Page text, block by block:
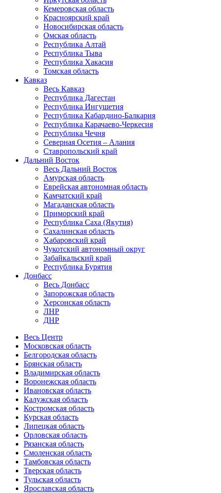
Кемеровская область
Красноярский край
Новосибирская область
Омская область
Республика Алтай
Республика Тыва
Республика Хакасия
Томская область
Кавказ
Весь Кавказ
Республика Дагестан
Республика Ингушетия
Республика Кабардино-Балкария
Республика Карачаево-Черкесия
Республика Чечня
Северная Осетия – Алания
Ставропольский край
Дальний Восток
Весь Дальний Восток
Амурская область
Еврейская автономная область
Камчатский край
Магаданская область
Приморский край
Республика Саха (Якутия)
Сахалинская область
Хабаровский край
Чукотский автономный округ
Забайкальский край
Республика Бурятия
Донбасс
Весь Донбасс
Запорожская область
Херсонская область
ЛНР
ДНР
Весь Центр
Московская область
Белгородская область
Брянская область
Владимирская область
Воронежская область
Ивановская область
Калужская область
Костромская область
Курская область
Липецкая область
Орловская область
Рязанская область
Смоленская область
Тамбовская область
Тверская область
Тульская область
Ярославская область